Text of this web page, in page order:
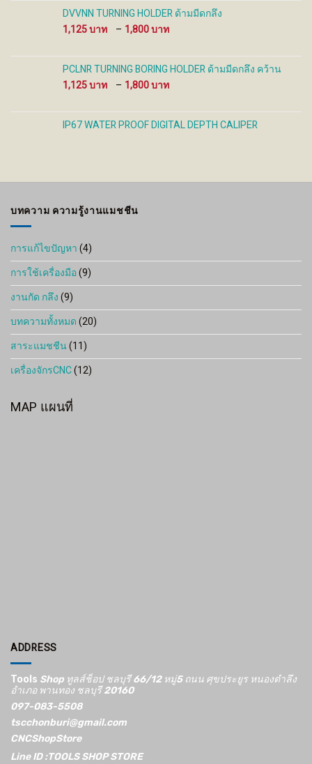
DVVNN TURNING HOLDER ด้ามมีดกลึง
1,125
– 1,800
1,125 ฿
through
PCLNR TURNING BORING HOLDER ด้ามมีดกลึง คว้าน
1,125
– 1,800
1,125 ฿
through
IP67 WATER PROOF DIGITAL DEPTH CALIPER
บทความ ความรู้งานแมชชีน
การแก้ไขปัญหา(4)
การใช้เครื่องมือ(9)
งานกัด กลึง(9)
บทความทั้งหมด(20)
สาระแมชชีน(11)
เครื่องจักรCNC(12)
MAP แผนที่
ADDRESS
Tools Shop ทูลส์ช็อป ชลบุรี 66/12​ หมู่5​ ถนน ศุขประยูร หนองตำลึง
อำเภอ พานทอง ชลบุรี 20160
097-083-5508
tscchonburi@gmail.com
CNCShopStore
Line ID :TOOLS SHOP STORE